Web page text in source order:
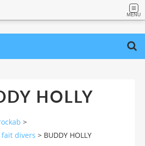
MENU
HOLLY
>
divers > BUDDY HOLLY